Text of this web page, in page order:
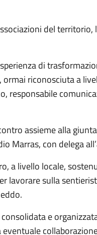
del territorio,
di
riconosciuta a
responsabile
assieme alla
Marras, con delega
a livello locale,
lavorare sulla
e